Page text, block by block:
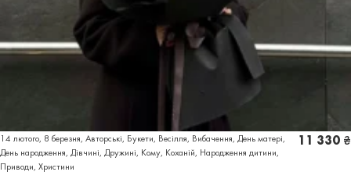
14 лютого, 8 березня, Авторські, Букети, Весілля, Вибачення, День матері,
День народження, Дівчині, Дружині, Кому, Коханій, Народження дитини,
Приводи, Христини
11 330 ₴